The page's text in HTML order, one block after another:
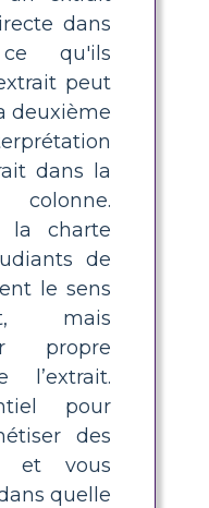
dans
qu'ils
peut
deuxième
dans la
la charte
de
le sens
mais
propre
l’extrait.
pour
des
et vous
quelle